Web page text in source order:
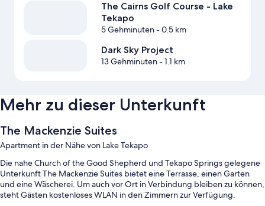
The Cairns Golf Course - Lake
Tekapo
5 Gehminuten- 0.5 km
Dark Sky Project
13 Gehminuten- 1.1 km
Mehr zu dieser Unterkunft
The Mackenzie Suites
Apartment in der Nähe von Lake Tekapo
Die nahe Church of the Good Shepherd und Tekapo Springs gelegene
Unterkunft The Mackenzie Suites bietet eine Terrasse, einen Garten
und eine Wäscherei. Um auch vor Ort in Verbindung bleiben zu können,
steht Gästen kostenloses WLAN in den Zimmern zur Verfügung.